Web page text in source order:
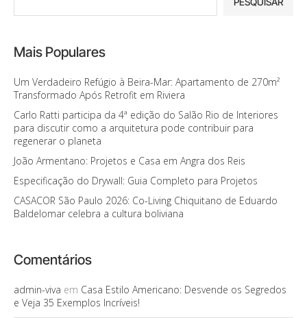
Mais Populares
Um Verdadeiro Refúgio à Beira-Mar: Apartamento de 270m²
Transformado Após Retrofit em Riviera
Carlo Ratti participa da 4ª edição do Salão Rio de Interiores
para discutir como a arquitetura pode contribuir para
regenerar o planeta
João Armentano: Projetos e Casa em Angra dos Reis
Especificação do Drywall: Guia Completo para Projetos
CASACOR São Paulo 2026: Co-Living Chiquitano de Eduardo
Baldelomar celebra a cultura boliviana
Comentários
admin-viva em Casa Estilo Americano: Desvende os Segredos
e Veja 35 Exemplos Incríveis!